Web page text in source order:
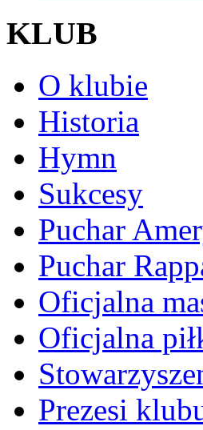
KLUB
O klubie
Historia
Hymn
Sukcesy
Puchar
Puchar
Oficjalna
Oficjalna
Prezesi